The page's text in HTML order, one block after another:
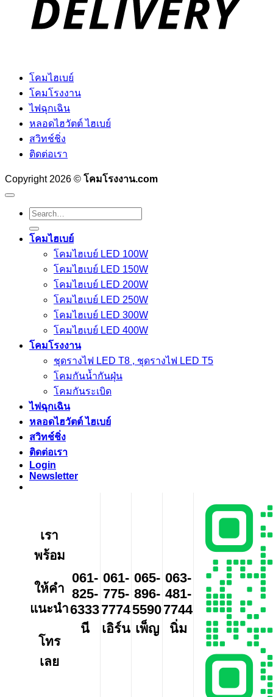
โคมไฮเบย์
โคมโรงงาน
ไฟฉุกเฉิน
หลอดไฮวัตต์ ไฮเบย์
สวิทช์ชิ่ง
ติดต่อเรา
Copyright 2026 © โคมโรงงาน.com
Search
for:
โคมไฮเบย์
โคมไฮเบย์ LED 100W
โคมไฮเบย์ LED 150W
โคมไฮเบย์ LED 200W
โคมไฮเบย์ LED 250W
โคมไฮเบย์ LED 300W
โคมไฮเบย์ LED 400W
โคมโรงงาน
ชุดรางไฟ LED T8 , ชุดรางไฟ LED T5
โคมกันน้ำกันฝุ่น
โคมกันระเบิด
ไฟฉุกเฉิน
หลอดไฮวัตต์ ไฮเบย์
สวิทช์ชิ่ง
ติดต่อเรา
Login
Newsletter
เรา
พร้อม
ให้คำ
แนะนำ
โทร
เลย
061-
825-
6333
นี
061-
775-
7774
เอิร์น
065-
896-
5590
เพ็ญ
063-
481-
7744
นิ่ม